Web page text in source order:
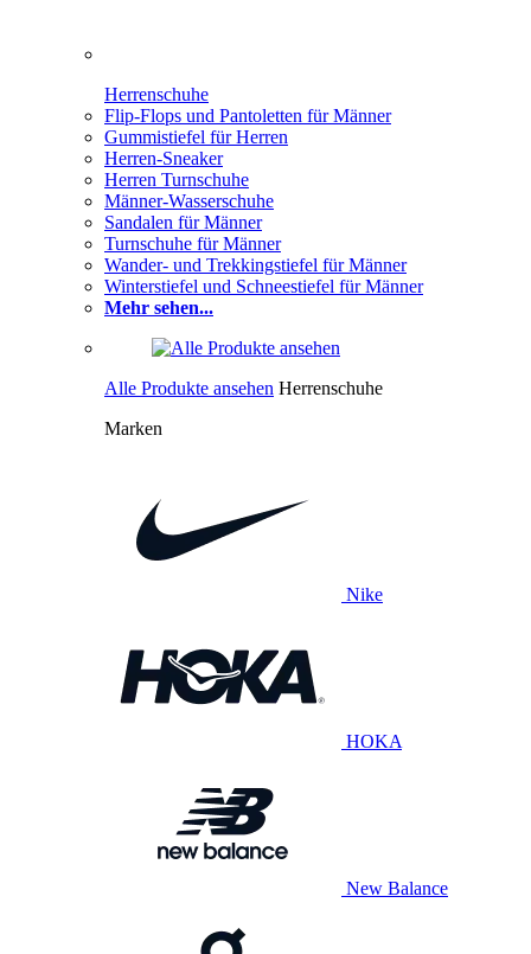
Herrenschuhe
Flip-Flops und Pantoletten für Männer
Gummistiefel für Herren
Herren-Sneaker
Herren Turnschuhe
Männer-Wasserschuhe
Sandalen für Männer
Turnschuhe für Männer
Wander- und Trekkingstiefel für Männer
Winterstiefel und Schneestiefel für Männer
Mehr sehen...
Alle Produkte ansehen Herrenschuhe
Marken
Nike
HOKA
New Balance